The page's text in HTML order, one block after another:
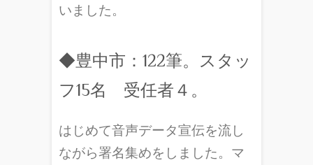
いました。
◆豊中市：122筆。スタッ
フ15名 受任者４。
はじめて音声データ宣伝を流し
ながら署名集めをしました。マ